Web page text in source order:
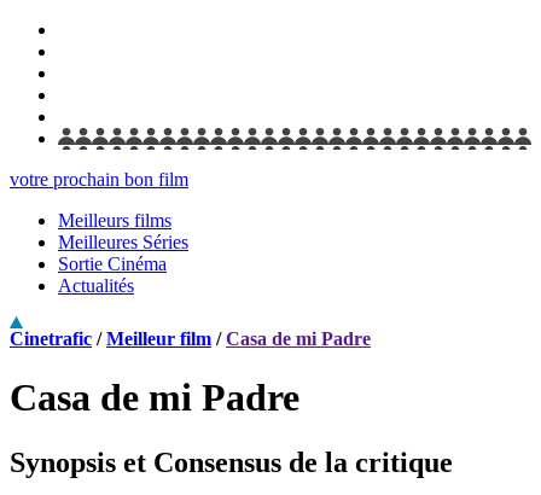
votre prochain bon film
Meilleurs films
Meilleures Séries
Sortie Cinéma
Actualités
Cinetrafic /Meilleur film /Casa de mi Padre
Casa de mi Padre
Synopsis et Consensus de la critique